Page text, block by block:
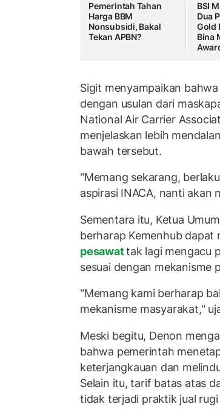
Pemerintah Tahan
Harga BBM
Nonsubsidi, Bakal
Tekan APBN?
BSI
Dua
Gold
Bina
Sigit menyampaikan
dengan usulan dari
National Air Carrier
menjelaskan lebih
bawah tersebut.
"Memang sekarang,
aspirasi INACA, nanti akan
Sementara itu, Ketua Umum
berharap Kemenhub dapat
pesawattak lagi mengacu
sesuai dengan mekanisme
"Memang kami berharap
mekanisme masyarakat,"
Meski begitu, Denon
bahwa pemerintah
keterjangkauan dan
Selain itu, tarif batas atas
tidak terjadi praktik jual rugi